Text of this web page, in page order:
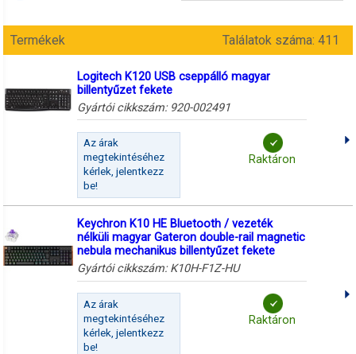
Termékek Találatok száma: 411
Logitech K120 USB cseppálló magyar
billentyűzet fekete
Gyártói cikkszám: 920-002491
Az árak
megtekintéséhez
kérlek, jelentkezz
be!
Raktáron
Keychron K10 HE Bluetooth / vezeték
nélküli magyar Gateron double-rail magnetic
nebula mechanikus billentyűzet fekete
Gyártói cikkszám: K10H-F1Z-HU
Az árak
megtekintéséhez
kérlek, jelentkezz
be!
Raktáron